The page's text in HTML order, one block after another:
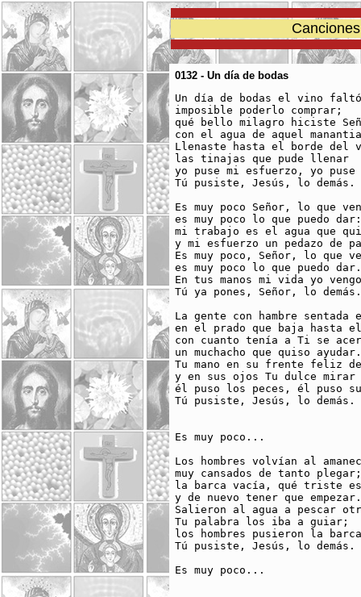
0132 - Un día de bodas
Un día de bodas el vino faltó
imposible poderlo comprar;
qué bello milagro hiciste
con el agua de aquel
Llenaste hasta el borde del
las tinajas que pude llenar
yo puse mi esfuerzo, yo puse
Tú pusiste, Jesús, lo demás.
Es muy poco Señor, lo que
es muy poco lo que puedo dar:
mi trabajo es el agua que
y mi esfuerzo un pedazo de
Es muy poco, Señor, lo que
es muy poco lo que puedo dar.
En tus manos mi vida yo
Tú ya pones, Señor, lo demás.
La gente con hambre sentada
en el prado que baja hasta
con cuanto tenía a Ti se
un muchacho que quiso ayudar.
Tu mano en su frente feliz
y en sus ojos Tu dulce mirar
él puso los peces, él puso
Tú pusiste, Jesús, lo demás.
Es muy poco...
Los hombres volvían al
muy cansados de tanto plegar;
la barca vacía, qué triste
y de nuevo tener que empezar.
Salieron al agua a pescar
Tu palabra los iba a guiar;
los hombres pusieron la
Tú pusiste, Jesús, lo demás.
Es muy poco...